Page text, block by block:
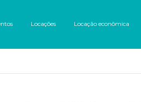
Locação econômica
Locações